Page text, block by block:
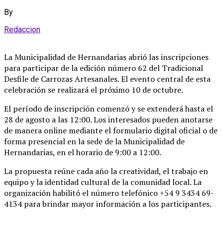
By
Redaccion
La Municipalidad de Hernandarias abrió las inscripciones
para participar de la edición número 62 del Tradicional
Desfile de Carrozas Artesanales. El evento central de esta
celebración se realizará el próximo 10 de octubre.
El período de inscripción comenzó y se extenderá hasta el
28 de agosto a las 12:00. Los interesados pueden anotarse
de manera online mediante el formulario digital oficial o de
forma presencial en la sede de la Municipalidad de
Hernandarias, en el horario de 9:00 a 12:00.
La propuesta reúne cada año la creatividad, el trabajo en
equipo y la identidad cultural de la comunidad local. La
organización habilitó el número telefónico +54 9 3434 69-
4134 para brindar mayor información a los participantes.